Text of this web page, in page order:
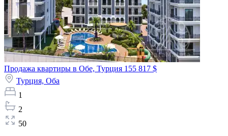
Продажа квартиры в Обе, Турция 155 817 $
Турция, Оба
1
2
50